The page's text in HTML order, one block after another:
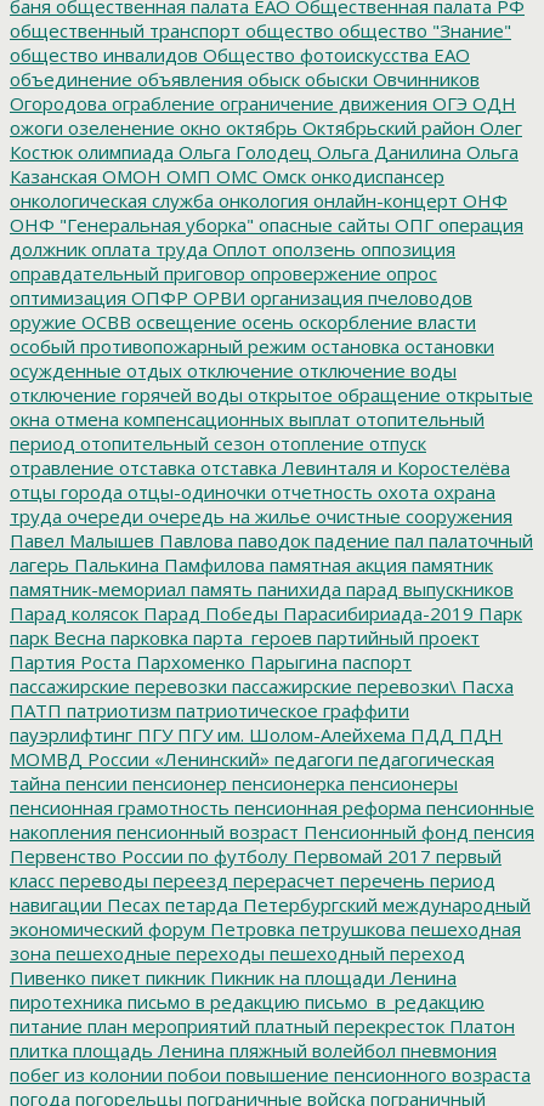
баня общественная палата ЕАО Общественная палата РФ
общественный транспорт общество общество "Знание"
общество инвалидов Общество фотоискусства ЕАО
объединение объявления обыск обыски Овчинников
Огородова ограбление ограничение движения ОГЭ ОДН
ожоги озеленение окно октябрь Октябрьский район Олег
Костюк олимпиада Ольга Голодец Ольга Данилина Ольга
Казанская ОМОН ОМП ОМС Омск онкодиспансер
онкологическая служба онкология онлайн-концерт ОНФ
ОНФ "Генеральная уборка" опасные сайты ОПГ операция
должник оплата труда Оплот оползень оппозиция
оправдательный приговор опровержение опрос
оптимизация ОПФР ОРВИ организация пчеловодов
оружие ОСВВ освещение осень оскорбление власти
особый противопожарный режим остановка остановки
осужденные отдых отключение отключение воды
отключение горячей воды открытое обращение открытые
окна отмена компенсационных выплат отопительный
период отопительный сезон отопление отпуск
отравление отставка отставка Левинталя и Коростелёва
отцы города отцы-одиночки отчетность охота охрана
труда очереди очередь на жилье очистные сооружения
Павел Малышев Павлова паводок падение пал палаточный
лагерь Палькина Памфилова памятная акция памятник
памятник-мемориал память панихида парад выпускников
Парад колясок Парад Победы Парасибириада-2019 Парк
парк Весна парковка парта_героев партийный проект
Партия Роста Пархоменко Парыгина паспорт
пассажирские перевозки пассажирские перевозки\ Пасха
ПАТП патриотизм патриотическое граффити
пауэрлифтинг ПГУПГУ им. Шолом-Алейхема ПДД ПДН
МОМВД России «Ленинский» педагоги педагогическая
тайна пенсии пенсионер пенсионерка пенсионеры
пенсионная грамотность пенсионная реформа пенсионные
накопления пенсионный возраст Пенсионный фонд пенсия
Первенство России по футболу Первомай 2017 первый
класс переводы переезд перерасчет перечень период
навигации Песах петарда Петербургский международный
экономический форум Петровка петрушкова пешеходная
зона пешеходные переходы пешеходный переход
Пивенко пикет пикник Пикник на площади Ленина
пиротехника письмо в редакцию письмо_в_редакцию
питание план мероприятий платный перекресток Платон
плитка площадь Ленина пляжный волейбол пневмония
побег из колонии побои повышение пенсионного возраста
погода погорельцы пограничные войска пограничный